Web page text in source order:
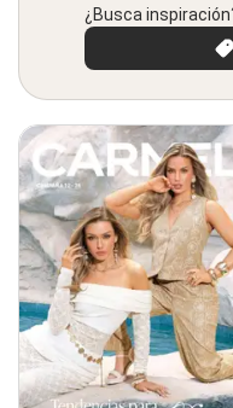
¿Busca